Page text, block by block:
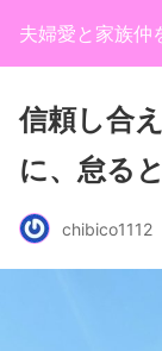
夫婦愛と家族仲
信頼し合
に、怠る
chibico1112